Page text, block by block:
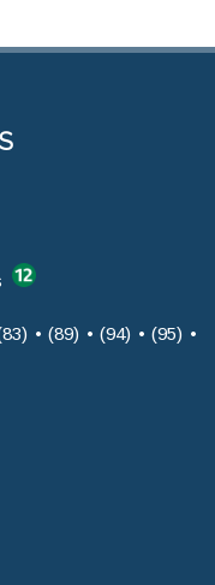
• (89) • (94) • (95) •